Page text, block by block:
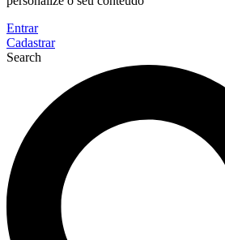
Entrar
Cadastrar
Search